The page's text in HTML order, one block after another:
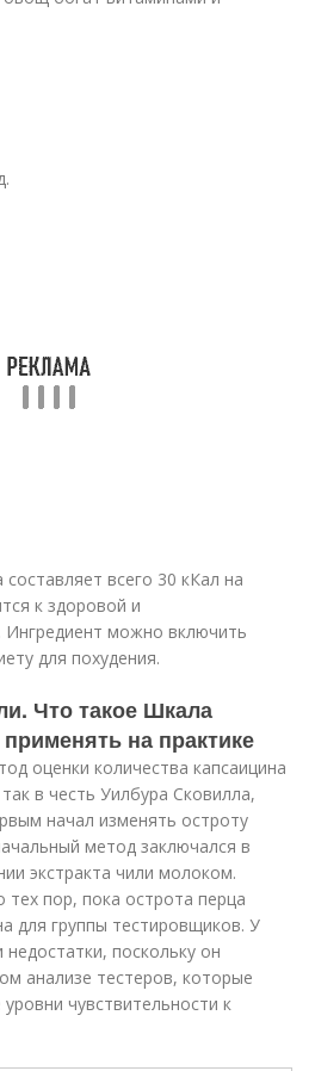
всего 30 кКал на
к здоровой и
Ингредиент можно включить
для похудения.
Что такое Шкала
на практике
оценки количества капсаицина
в честь Уилбура Сковилла,
начал изменять остроту
метод заключался в
экстракта чили молоком.
тех пор, пока острота перца
для группы тестировщиков. У
поскольку он
анализе тестеров, которые
чувствительности к